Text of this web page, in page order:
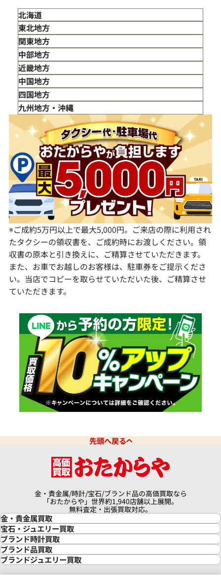
北海道
東北地方
青森県
岩手県
宮城県
秋田県
山形県
福島県
関東地方
東京都
神奈川県
埼玉県
千葉県
茨城県
栃木県
群馬県
中部地方
新潟県
富山県
石川県
山梨県
長野県
岐阜県
静岡県
愛知県
近畿地方
三重県
滋賀県
京都府
大阪府
兵庫県
奈良県
和歌山県
中国地方
鳥取県
島根県
岡山県
広島県
山口県
四国地方
徳島県
香川県
愛媛県
九州地方・沖縄
福岡県
佐賀県
長崎県
熊本県
大分県
宮崎県
鹿児島県
※ご成約5万円以上で最大5,000円。ご来店の際に利用され
たタクシーの領収書を、ご成約時にお渡しください。領
収書の原本と引き換えに、ご精算させていただきます。
また、お車でお越しのお客様は、駐車券をご提示くださ
い。当店でコピーを取らせていただいた後、ご精算させ
ていただきます。
先頭へ戻る
金・貴金属/時計/宝石/ブランド品の高価買取なら
「おたからや」世界約1,940店舗以上展開。
無料査定・出張買取対応。
金・貴金属買取
金買取
金の相場価格情報
金の参考買取価格一覧
インゴット買取
インゴットの相場価格情報
24金買取
宝石・ジュエリー買取
宝石・ジュエリー買取
ダイヤモンド買取
ダイヤモンド・宝石の参考価格一覧
リング・結婚指輪買取
エメラルド買取
ブランド時計買取
時計買取
ロレックス買取
ロレックス デイトナ買取
ロレックス サブマリーナー買取
ブランド品買取
ブランド買取
ブランドジュエリー買取